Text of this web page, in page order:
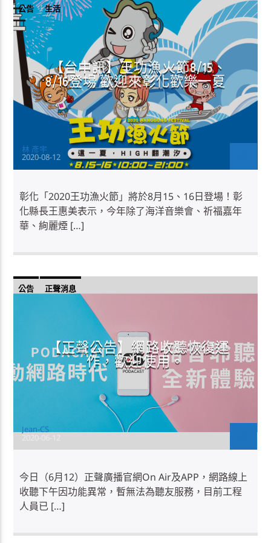
公告 生活
【台中訊】王功漁火節8/15、
8/16登場 歡迎來彰化歡樂一夏
林 彥宇
2020-08-12
彰化「2020王功漁火節」將於8月15、16日登場！彰
化縣長王惠美表示，今年除了海洋音樂會、祈福嘉年
華、絢麗煙 […]
公告 正聲消息
【正聲公告】網路收聽恢復運
作，歡迎使用。
Jean-CS
今日（6月12）正聲廣播官網On Air及APP，網路線上
收聽下午因功能異常，暫無法為聽友服務，目前工程
人員已 […]